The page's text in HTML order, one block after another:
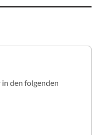
den folgenden